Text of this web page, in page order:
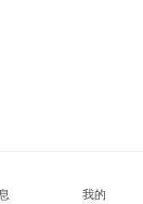
我的